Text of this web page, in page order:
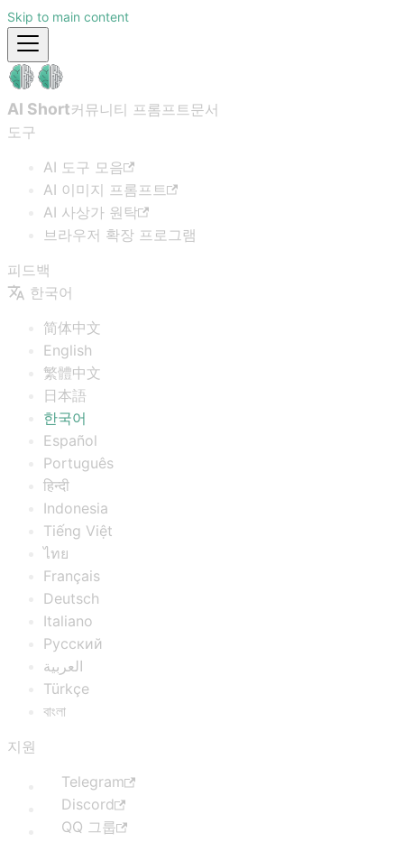
Skip to main content
AI Short커뮤니티 프롬프트문서
도구
AI 도구 모음
AI 이미지 프롬프트
AI 사상가 원탁
브라우저 확장 프로그램
피드백
한국어
简体中文
English
繁體中文
日本語
한국어
Español
Português
हिन्दी
Indonesia
Tiếng Việt
ไทย
Français
Deutsch
Italiano
Русский
العربية
Türkçe
বাংলা
지원
Telegram
Discord
QQ 그룹